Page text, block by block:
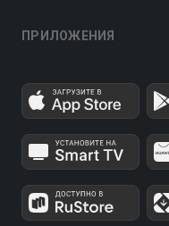
ПРИЛОЖЕНИЯ